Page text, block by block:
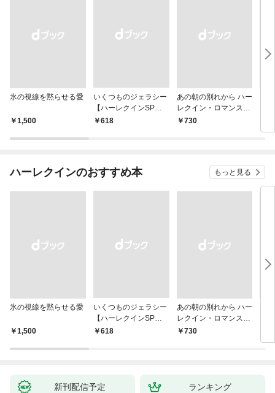
氷の視線を黙らせる愛
￥1,500
いくつものジェラシー
【ハーレクインSP文
庫版】
￥618
あの朝の別れから ハー
レクイン・ロマンス・
プレミアム～リン・グ
￥730
ハーレクインのおすすめ本 もっと見る
氷の視線を黙らせる愛
￥1,500
いくつものジェラシー
【ハーレクインSP文
庫版】
￥618
あの朝の別れから ハー
レクイン・ロマンス・
プレミアム～リン・グ
￥730
新刊配信予定 ランキング